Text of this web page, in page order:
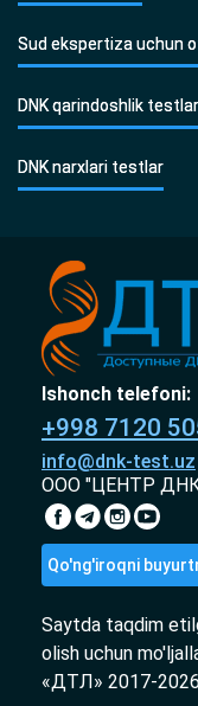
Sud ekspertiza uchun
DNK qarindoshlik
DNK narxlari testlar
Ishonch telefoni:
+998 7120
info@dnk-test.uz
ООО "ЦЕНТР
Qo'ng'iroqni
Saytda taqdim
olish uchun
«ДТЛ» 2017-2026